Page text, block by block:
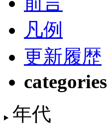
凡例
更新履歴
categories
年代